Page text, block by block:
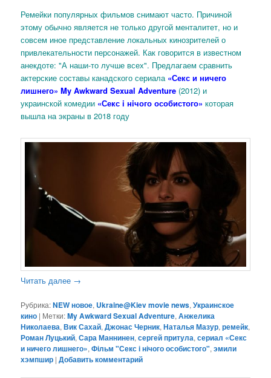
Ремейки популярных фильмов снимают часто. Причиной
этому обычно является не только другой менталитет, но и
совсем иное представление локальных кинозрителей о
привлекательности персонажей. Как говорится в известном
анекдоте: "А наши-то лучше всех". Предлагаем сравнить
актерские составы канадского сериала «Секс и ничего
лишнего» My Awkward Sexual Adventure (2012) и
украинской комедии «Секс i нiчого особистого»которая
вышла на экраны в 2018 году
Читать далее →
Рубрика:NEW новое, Ukraine@Kiev movie news,Украинское
кино | Метки:My Awkward Sexual Adventure,Анжелика
Николаева,Вик Сахай,Джонас Черник,Наталья Мазур,ремейк,
Роман Луцький,Сара Маннинен,сергей притула,сериал «Секс
и ничего лишнего»,Фільм "Секс і нічого особистого",эмили
хэмпшир |Добавить комментарий